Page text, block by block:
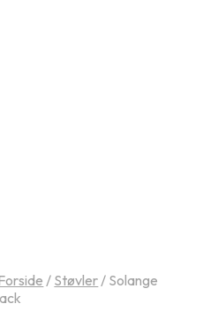
/ Støvler/ Solange